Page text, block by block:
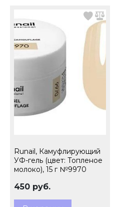
Runail, Камуфлирующий
УФ-гель (цвет: Топленое
молоко), 15 г №9970
450 руб.